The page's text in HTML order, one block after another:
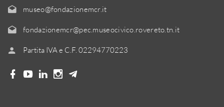
museo@fondazionemcr.it
fondazionemcr@pec.museocivico.rovereto.tn.it
Partita IVA e C.F. 02294770223